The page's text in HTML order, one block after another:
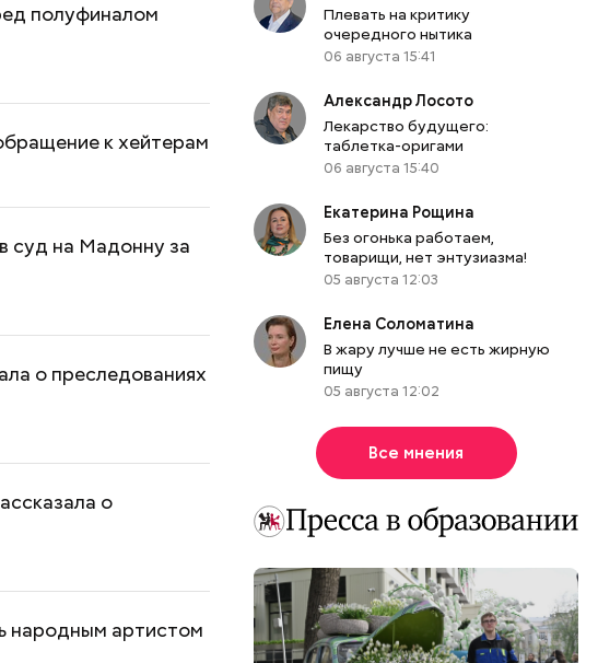
полуфиналом
к хейтерам
суд на Мадонну за
о преследованиях
о
народным артистом
Плевать на критику
очередного нытика
06 августа 15:41
Александр Лосото
Лекарство будущего:
таблетка-оригами
06 августа 15:40
Екатерина Рощина
Без огонька работаем,
товарищи, нет энтузиазма!
05 августа 12:03
Елена Соломатина
В жару лучше не есть жирную
пищу
05 августа 12:02
Все мнения